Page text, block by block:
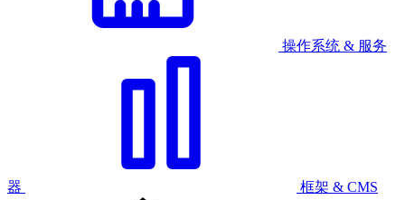
操作系统 & 服务
器 框架 & CMS